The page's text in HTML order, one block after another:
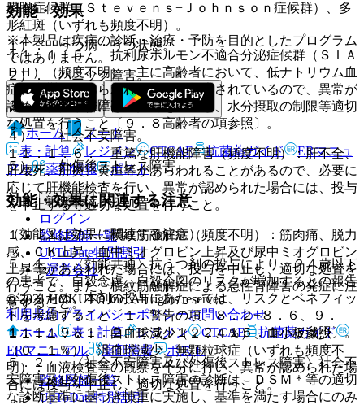
膜眼症候群（Ｓｔｅｖｅｎｓ−Ｊｏｈｎｓｏｎ症候群）、多
形紅斑（いずれも頻度不明）。
１１．１．５． 抗利尿ホルモン不適合分泌症候群（ＳＩＡ
ＤＨ）（頻度不明）：主に高齢者において、低ナトリウム血
症、痙攣等があらわれることが報告されているので、異常が
認められた場合には、投与を中止し、水分摂取の制限等適切
な処置を行うこと〔９．８高齢者の項参照〕。
１１．１．６． 重篤な肝機能障害（頻度不明）：肝不全、
肝壊死、肝炎、黄疸等があらわれることがあるので、必要に
応じて肝機能検査を行い、異常が認められた場合には、投与
を中止する等適切な処置を行うこと。
１１．１．７． 横紋筋融解症（頻度不明）：筋肉痛、脱力
感、ＣＫ上昇、血中ミオグロビン上昇及び尿中ミオグロビン
上昇等があらわれた場合には、投与を中止し、適切な処置を
行うこと。また、横紋筋融解症による急性腎障害の発症に注
意すること。
１１．１．８． 白血球減少（２．４％）、血小板減少
（０．１％）、汎血球減少、無顆粒球症（いずれも頻度不
明）：血液検査等の観察を十分に行い、異常が認められた場
合には投与を中止し、適切な処置を行うこと。
効能・効果
１）． うつ病・うつ状態。
２）． パニック障害。
３）． 強迫性障害。
４）． 社会不安障害。
５）． 外傷後ストレス障害。
効能・効果に関連する注意
（効能又は効果に関連する注意）
５．１． 〈効能共通〉抗うつ剤の投与により、２４歳以下
の患者で、自殺念慮、自殺企図のリスクが増加するとの報告
があるため、本剤の投与にあたっては、リスクとベネフィッ
トを考慮すること〔１．警告の項、８．２−８．６、９．
１．１、９．１．２、１５．１．２、１５．１．３参照〕。
５．２． 〈社会不安障害及び外傷後ストレス障害〉社会不
安障害及び外傷後ストレス障害の診断は、ＤＳＭ＊等の適切
な診断基準に基づき慎重に実施し、基準を満たす場合にのみ
※本製品は疾病の診断・治療・予防を目的としたプログラム
ではありません。
ホーム
ノート
表・計算
レジメン CTCAE 抗菌薬ガイド
ERマニュ
アル
薬剤情報 ポスト
新規登録
ログイン
監修医師一覧
UpToDate特別割引
運営会社
© 2021 HOKUTO Inc. All rights reserved.
利用規約プライバシーポリシーお問い合わせ
ホーム
表・計算 レジメン CTCAE
抗菌薬ガイド
ERマニュアル
薬剤情報 ポスト
監修医師一覧
UpToDate特別割引